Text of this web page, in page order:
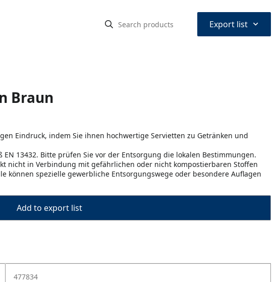
Export list ⌃
Braun
Eindruck, indem Sie ihnen hochwertige Servietten zu Getränken und
13432. Bitte prüfen Sie vor der Entsorgung die lokalen Bestimmungen.
nicht in Verbindung mit gefährlichen oder nicht kompostierbaren Stoffen
können spezielle gewerbliche Entsorgungswege oder besondere Auflagen
Add to export list
477834